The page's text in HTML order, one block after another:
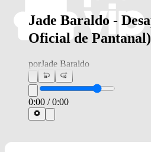
Jade Baraldo -
Oficial de
porJade Baraldo
0:00 /0:00